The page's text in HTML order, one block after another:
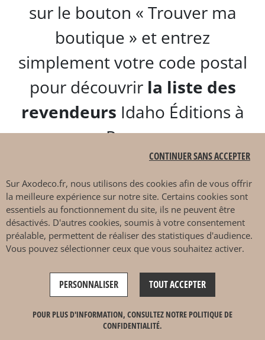
sur le bouton « Trouver ma
boutique » et entrez
simplement votre code postal
pour découvrir la liste des
revendeurs Idaho Éditions à
Rouen.
dansnos boutiques déco
partenaires Idaho éditions
près de Rouen et trouvez le
tapis idéal pour votre salon,
votre chambre, votre séjour
ou encore votre terrasse,
Sur Axodeco.fr, nous utilisons des cookies afin de vous offrir
la meilleure expérience sur notre site. Certains cookies sont
essentiels au fonctionnement du site, ils ne peuvent être
désactivés. D'autres cookies, soumis à votre consentement
préalable, permettent de réaliser des statistiques d'audience.
Vous pouvez sélectionner ceux que vous souhaitez activer.
TOUT ACCEPTER
CONTINUER SANS ACCEPTER
PERSONNALISER
POUR PLUS D'INFORMATION, CONSULTEZ NOTRE POLITIQUE DE
CONFIDENTIALITÉ.